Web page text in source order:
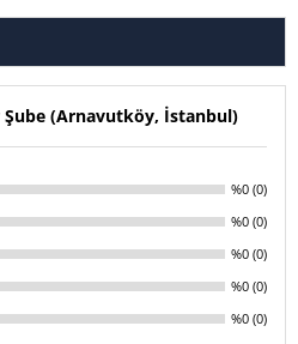
Şube (Arnavutköy, İstanbul)
%0 (0)
%0 (0)
%0 (0)
%0 (0)
%0 (0)